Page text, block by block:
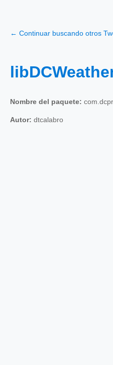
← Continuar buscando otros
Nombre del paquete:
Autor: dtcalabro